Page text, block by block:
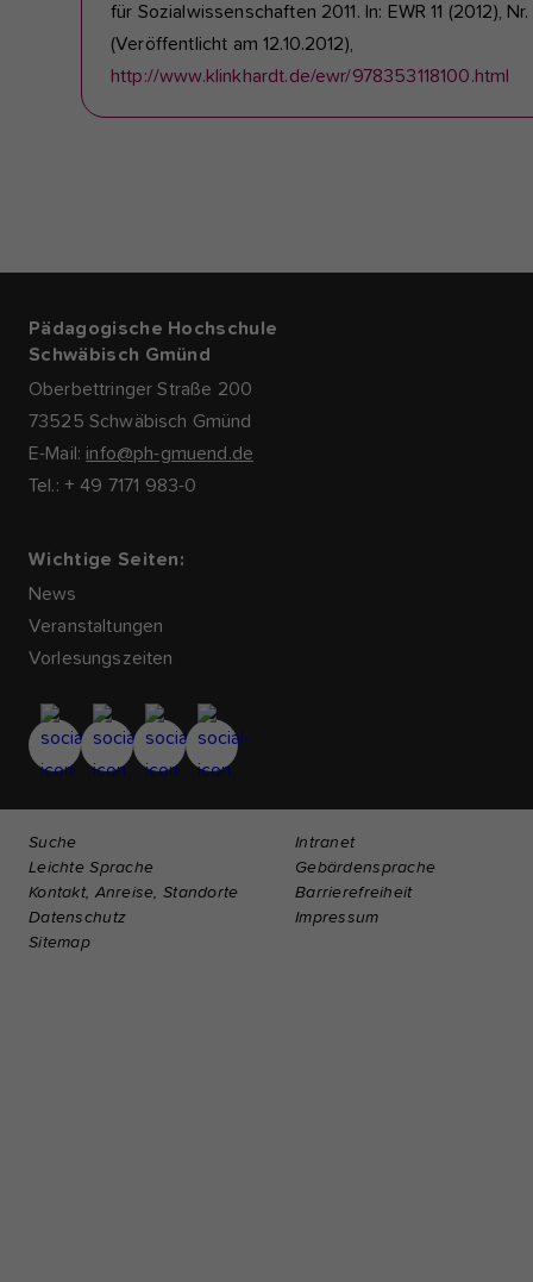
für Sozialwissenschaften 2011. In: EWR 11 (2012),
(Veröffentlicht am 12.10.2012),
http://www.klinkhardt.de/ewr/978353118100.html
Pädagogische Hochschule
Schwäbisch Gmünd
Oberbettringer Straße 200
73525 Schwäbisch Gmünd
E-Mail: info@ph-gmuend.de
Tel.: + 49 7171 983-0
Wichtige Seiten:
News
Veranstaltungen
Vorlesungszeiten
Suche
Intranet
Leichte Sprache
Gebärdensprache
Kontakt, Anreise, Standorte
Barrierefreiheit
Datenschutz
Impressum
Sitemap